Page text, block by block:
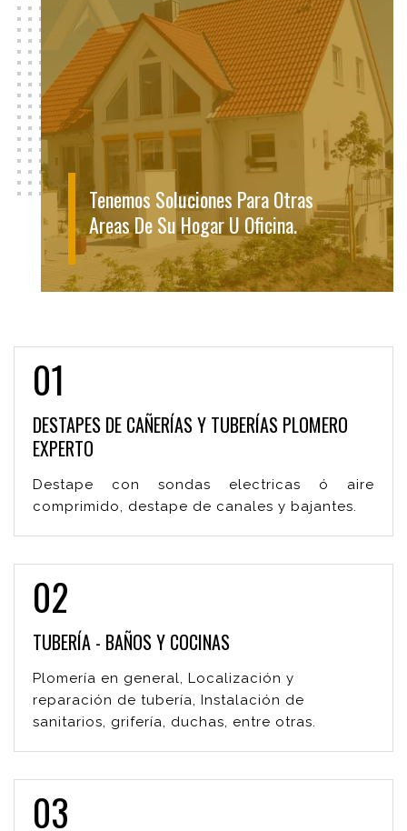
Tenemos Soluciones Para Otras
Areas De Su Hogar U Oficina.
01
DESTAPES DE CAÑERÍAS Y TUBERÍAS PLOMERO
EXPERTO
Destape con sondas electricas ó aire
comprimido, destape de canales y bajantes.
02
TUBERÍA - BAÑOS Y COCINAS
Plomería en general, Localización y
reparación de tubería, Instalación de
sanitarios, grifería, duchas, entre otras.
03